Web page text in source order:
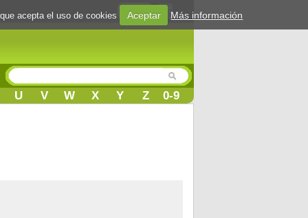
Login
U V W X Y Z 0-9
acepta el uso de cookies Aceptar Más información